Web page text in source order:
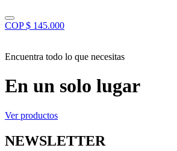
COP $ 145.000
Encuentra todo lo que necesitas
En un solo lugar
Ver productos
NEWSLETTER